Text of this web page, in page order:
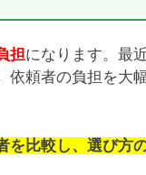
担になります。最
依頼者の負担を大
を比較し、選び方